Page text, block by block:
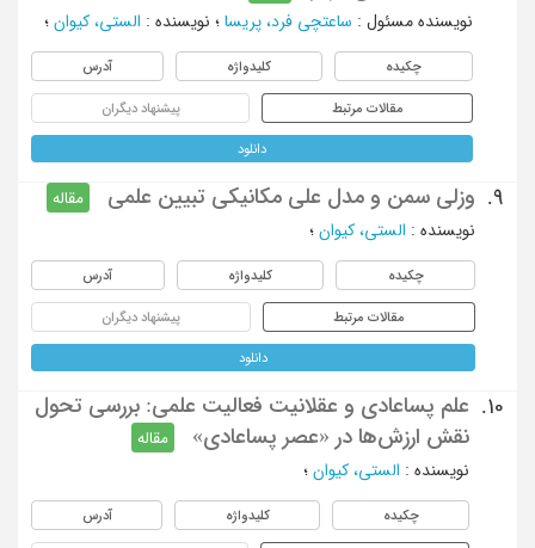
نویسنده مسئول : ساعتچی فرد، پریسا ؛ نویسنده : الستی، کیوان ؛
چکیده کلیدواژه آدرس
مقالات مرتبط پیشنهاد دیگران
دانلود
9. وزلی سمن و مدل علی مکانیکی تبیین علمی
مقاله
نویسنده : الستی، کیوان ؛
چکیده کلیدواژه آدرس
مقالات مرتبط پیشنهاد دیگران
دانلود
10.
علم پساعادی و عقلانیت فعالیت علمی: بررسی تحول
نقش ارزش‎ها در «عصر پساعادی»
مقاله
نویسنده : الستی، کیوان ؛
چکیده کلیدواژه آدرس